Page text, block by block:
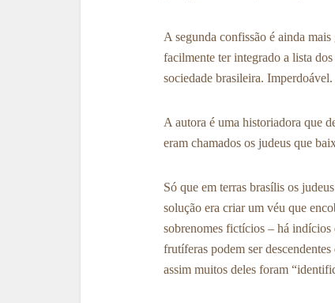
A segunda confissão é ainda
facilmente ter integrado a lista
sociedade brasileira. Imperdoável.
A autora é uma historiadora que
eram chamados os judeus que
Só que em terras brasílis os
solução era criar um véu que
sobrenomes fictícios – há indícios
frutíferas podem ser
assim muitos deles foram